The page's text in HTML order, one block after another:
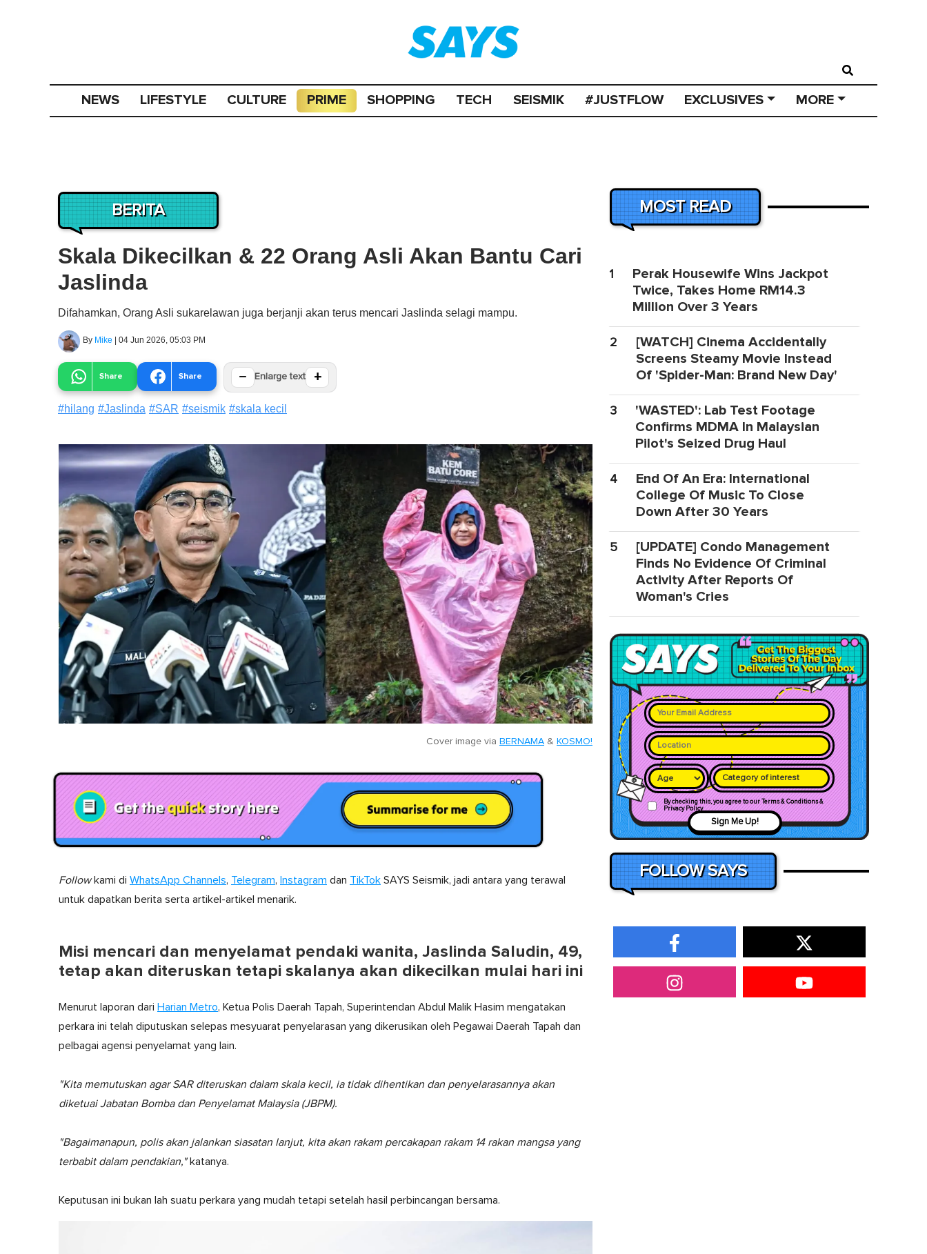
NEWS LIFESTYLE CULTURE PRIME SHOPPING TECH SEISMIK #JUSTFLOW EXCLUSIVES MORE
BERITA
Skala Dikecilkan & 22 Orang Asli Akan Bantu Cari
Jaslinda
Difahamkan, Orang Asli sukarelawan juga berjanji akan terus mencari Jaslinda selagi mampu.
By Mike | 04 Jun 2026, 05:03 PM
Share Share − Enlarge text +
#hilang #Jaslinda #SAR #seismik #skala kecil
Cover image via BERNAMA & KOSMO!
Followkami di WhatsApp Channels, Telegram, Instagram dan TikTok SAYS Seismik, jadi antara yang terawal
untuk dapatkan berita serta artikel-artikel menarik.
Misi mencari dan menyelamat pendaki wanita, Jaslinda Saludin, 49,
tetap akan diteruskan tetapi skalanya akan dikecilkan mulai hari ini
Menurut laporan dari Harian Metro, Ketua Polis Daerah Tapah, Superintendan Abdul Malik Hasim mengatakan
perkara ini telah diputuskan selepas mesyuarat penyelarasan yang dikerusikan oleh Pegawai Daerah Tapah dan
pelbagai agensi penyelamat yang lain.
"Kita memutuskan agar SAR diteruskan dalam skala kecil, ia tidak dihentikan dan penyelarasannya akan
diketuai Jabatan Bomba dan Penyelamat Malaysia (JBPM).
"Bagaimanapun, polis akan jalankan siasatan lanjut, kita akan rakam percakapan rakam 14 rakan mangsa yang
terbabit dalam pendakian,"katanya.
Keputusan ini bukan lah suatu perkara yang mudah tetapi setelah hasil perbincangan bersama.
MOST READ
1
Perak Housewife Wins Jackpot
Twice, Takes Home RM14.3
Million Over 3 Years
2
[WATCH] Cinema Accidentally
Screens Steamy Movie Instead
Of 'Spider-Man: Brand New Day'
3
'WASTED': Lab Test Footage
Confirms MDMA In Malaysian
Pilot's Seized Drug Haul
4
End Of An Era: International
College Of Music To Close
Down After 30 Years
5
[UPDATE] Condo Management
Finds No Evidence Of Criminal
Activity After Reports Of
Woman's Cries
Category of interest
By checking this, you agree to our Terms & Conditions &
Privacy Policy
Sign Me Up!
FOLLOW SAYS